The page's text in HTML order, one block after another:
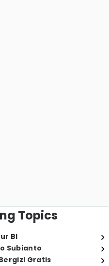
Topics
BI
Subianto
Gratis